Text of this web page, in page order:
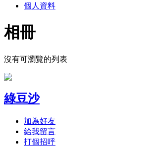
個人資料
相冊
沒有可瀏覽的列表
綠豆沙
加為好友
給我留言
打個招呼